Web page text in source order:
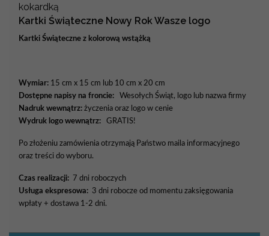
kokardką
Kartki Świąteczne Nowy Rok Wasze logo
Kartki Świąteczne z kolorową wstążką
Wymiar: 15 cm x 15 cm lub 10 cm x 20 cm
Dostępne napisy na froncie: Wesołych Świąt, logo lub nazwa firmy
Nadruk wewnątrz: życzenia oraz logo w cenie
Wydruk logo wewnątrz: GRATIS!
Po złożeniu zamówienia otrzymają Państwo maila informacyjnego
oraz treści do wyboru.
Czas realizacji: 7 dni roboczych
Usługa ekspresowa: 3 dni robocze od momentu zaksięgowania
wpłaty + dostawa 1-2 dni.